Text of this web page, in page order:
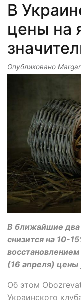
В
цены на
Опубликовано
В ближайшие два
снизится на 10-
(16 апреля) цены
Об этом
Украинского